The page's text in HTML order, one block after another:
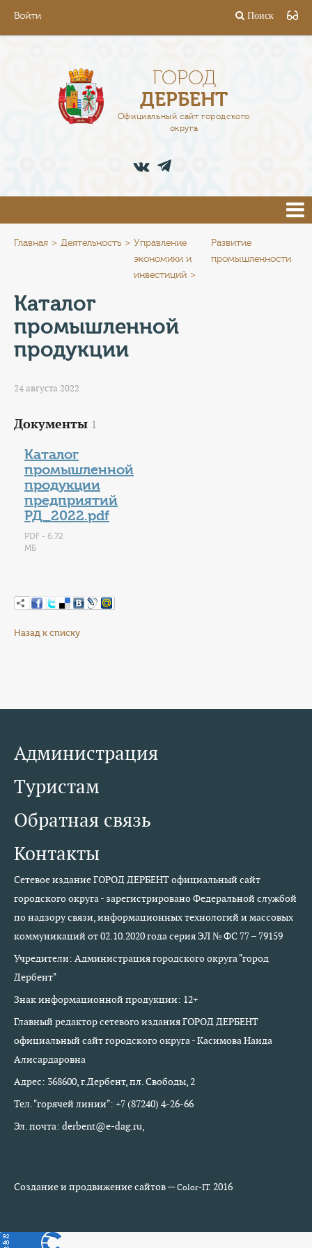
Войти Поиск
ГОРОД
ДЕРБЕНТ
Официальный сайт городского
округа
АДМИНИСТРАЦИЯ
ПРЕСС-ЦЕНТР
КОНТАКТЫ
ТАРИФЫ
ГЕРОИ Z
КАТАЛОГ УСЛУГ
СЛУЖБА ПО КОНТРАКТУ
Главная Деятельность
Управление
экономики и
инвестиций
Развитие
промышленности
Каталог
промышленной
продукции
24 августа 2022
Документы 1
Каталог
промышленной
продукции
предприятий
РД_2022.pdf
PDF - 6.72
МБ
Назад к списку
Администрация
Туристам
Обратная связь
Контакты
Сетевое издание ГОРОД ДЕРБЕНТ официальный сайт
городского округа - зарегистрировано Федеральной службой
по надзору связи, информационных технологий и массовых
коммуникаций от 02.10.2020 года серия ЭЛ № ФС 77 – 79159
Учредители: Администрация городского округа "город
Дербент"
Знак информационной продукции: 12+
Главный редактор сетевого издания ГОРОД ДЕРБЕНТ
официальный сайт городского округа - Касимова Наида
Алисардаровна
Адрес: 368600, г.Дербент, пл. Свободы, 2
Тел. "горячей линии": +7 (87240) 4-26-66
Эл. почта: derbent@e-dag.ru,
Создание и продвижение сайтов —Color-IT.2016